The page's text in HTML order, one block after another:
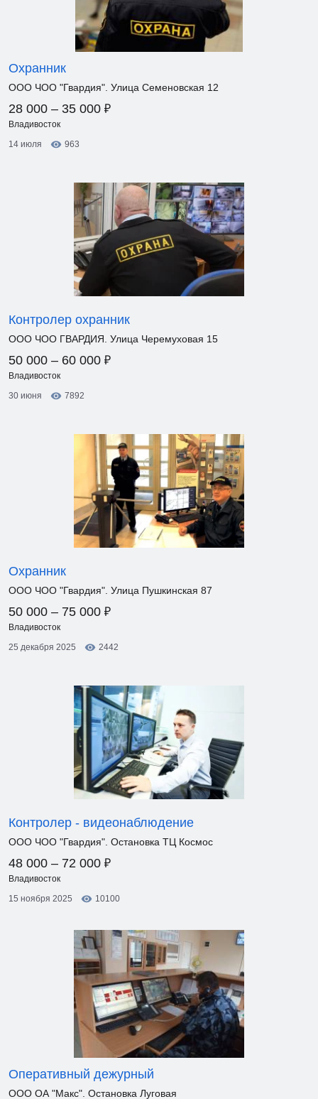
Охранник
ООО ЧОО "Гвардия". Улица Семеновская 12
28 000 – 35 000 ₽
Владивосток
14 июля
963
Контролер охранник
ООО ЧОО ГВАРДИЯ. Улица Черемуховая 15
50 000 – 60 000 ₽
Владивосток
30 июня
7892
Охранник
ООО ЧОО "Гвардия". Улица Пушкинская 87
50 000 – 75 000 ₽
Владивосток
25 декабря 2025
2442
Контролер - видеонаблюдение
ООО ЧОО "Гвардия". Остановка ТЦ Космос
48 000 – 72 000 ₽
Владивосток
15 ноября 2025
10100
Оперативный дежурный
ООО ОА "Макс". Остановка Луговая